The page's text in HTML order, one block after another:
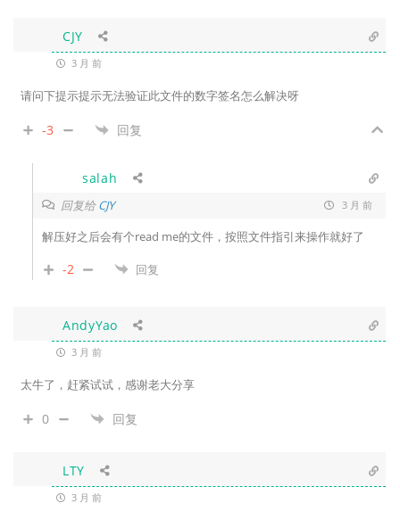
CJY
3 月 前
请问下提示提示无法验证此文件的数字签名怎么解决呀
-3 回复
salah
回复给CJY 3 月 前
解压好之后会有个read me的文件，按照文件指引来操作就好了
-2 回复
AndyYao
3 月 前
太牛了，赶紧试试，感谢老大分享
0 回复
LTY
3 月 前